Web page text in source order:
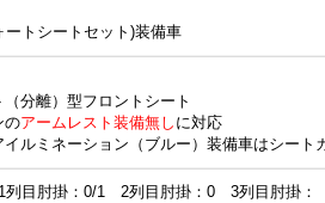
トシートセット)装備車
分離）型フロントシート
のアームレスト装備無し に対応
ルミネーション（ブルー）装備車はシート
目肘掛：0/1 2列目肘掛：0 3列目肘掛：